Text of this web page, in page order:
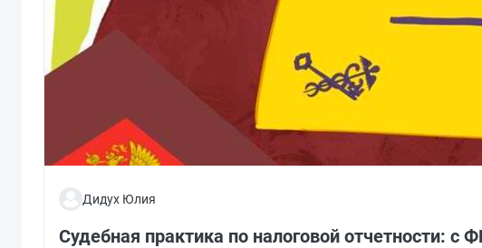
Дидух Юлия
Судебная практика по налоговой отчетности: